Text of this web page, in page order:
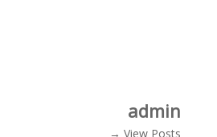
admin
View Posts →